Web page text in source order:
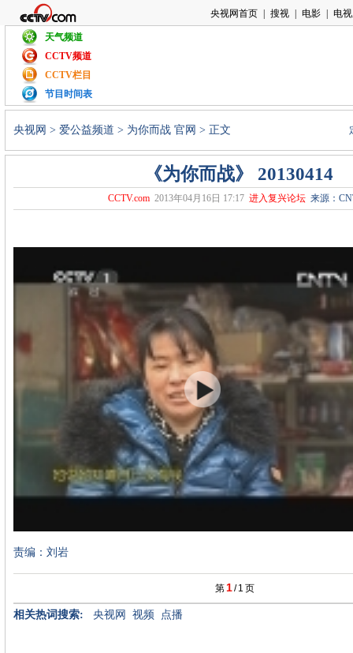
天气频道
CCTV频道
CCTV栏目
节目时间表
央视网 > 爱公益频道 > 为你而战 官网 > 正文
《为你而战》 20130414
CCTV.com 2013年04月16日 17:17 进入复兴论坛来源：
责编：刘岩
第 1/ 1 页
相关热词搜索: 央视网 视频 点播